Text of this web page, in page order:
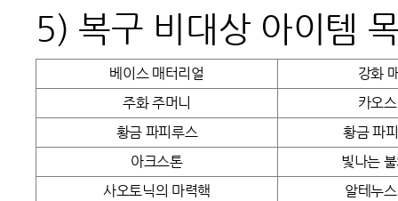
5) 복구 비대상 아이템
베이스 매터리얼
강화
주화 주머니
카오
황금 파피루스
황금 파
아크스톤
빛나는
사오토닉의 마력핵
알테누